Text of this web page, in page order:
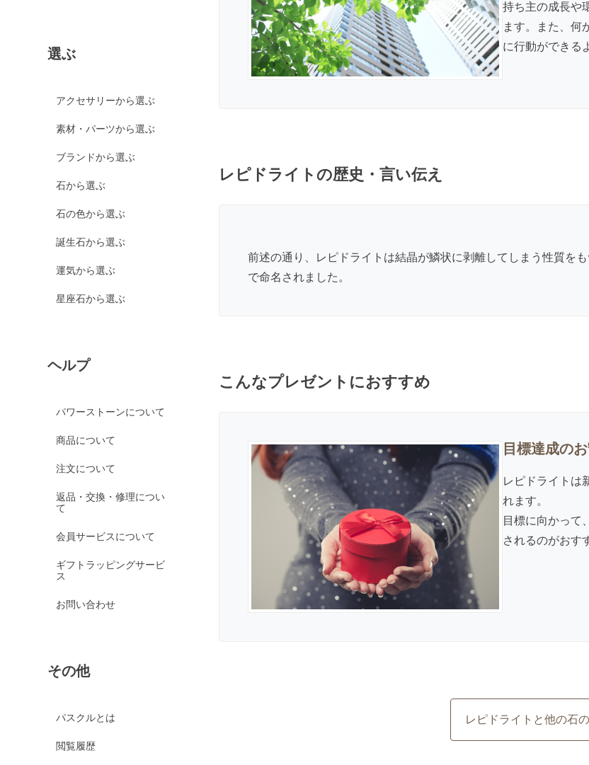
ピンクカルサイト
イエローカルサイト
オレンジカルサイト
カルセドニー各種
ホワイトカルセドニー
ガーネット
オレンジガーネット
グリーンガーネット
クイーンコンクシェル
ブルークォーツァイト
クリスタル各種
クリスタル（本水晶）
選ぶ
アクセサリーから選ぶ
素材・パーツから選ぶ
ブランドから選ぶ
石から選ぶ
石の色から選ぶ
誕生石から選ぶ
運気から選ぶ
星座石から選ぶ
ヘルプ
パワーストーンについて
商品について
注文について
返品・交換・修理につい
て
会員サービスについて
ギフトラッピングサービ
ス
お問い合わせ
その他
パスクルとは
閲覧履歴
持ち主の成長や
ます。また、何
に行動ができる
レピドライトの歴史・言い伝え
前述の通り、レピドライトは結晶が鱗状に剥離してしまう性質を
で命名されました。
こんなプレゼントにおすすめ
目標達成の
レピドライトは
れます。
目標に向かって
されるのがおす
レピドライトと他の石